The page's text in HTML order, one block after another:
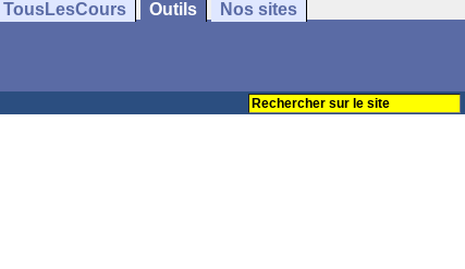
TousLesCours Outils Nos sites